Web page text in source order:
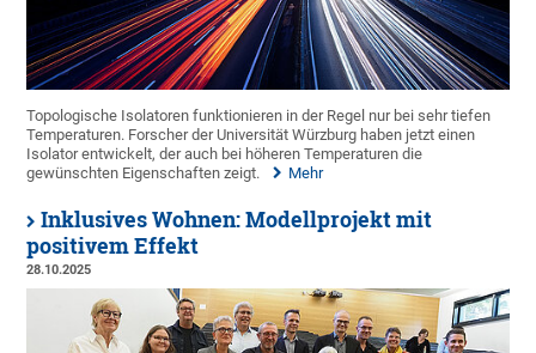
Topologische Isolatoren funktionieren in der Regel nur bei sehr tiefen
Temperaturen. Forscher der Universität Würzburg haben jetzt einen
Isolator entwickelt, der auch bei höheren Temperaturen die
gewünschten Eigenschaften zeigt.
Mehr
Inklusives Wohnen: Modellprojekt mit
positivem Effekt
28.10.2025